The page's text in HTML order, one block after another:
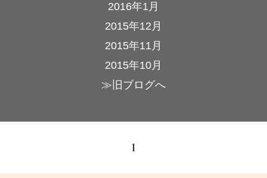
2016年1月
2015年12月
2015年11月
2015年10月
≫旧ブログへ
1